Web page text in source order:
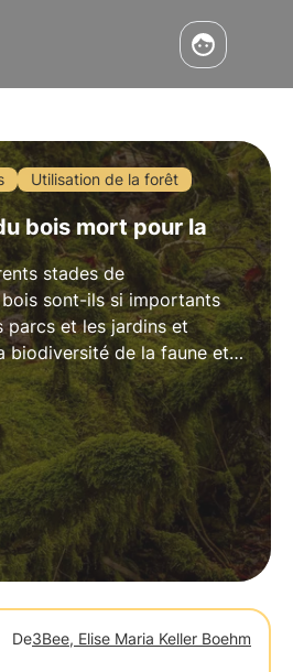
Utilisation de la forêt
bois mort pour la
stades de
sont-ils si importants
parcs et les jardins et
biodiversité de la faune et
le vieux bois sur place,
les forêts, les parcs
plantes et les animaux ?
De3Bee, Elise Maria Keller Boehm